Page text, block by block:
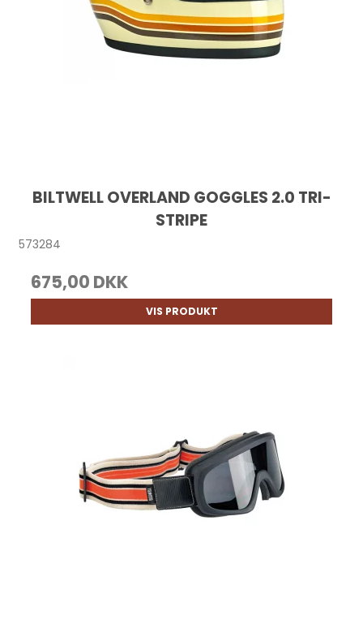
BILTWELL OVERLAND GOGGLES 2.0 TRI-
STRIPE
573284
675,00 DKK
VIS PRODUKT